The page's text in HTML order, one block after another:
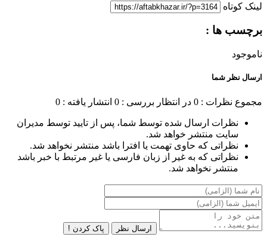
لینک کوتاه
برچسب ها :
ناموجود
ارسال نظر شما
مجموع نظرات : 0 در انتظار بررسی : 0 انتشار یافته : 0
نظرات ارسال شده توسط شما، پس از تایید توسط مدیران
سایت منتشر خواهد شد.
نظراتی که حاوی تهمت یا افترا باشد منتشر نخواهد شد.
نظراتی که به غیر از زبان فارسی یا غیر مرتبط با خبر باشد
منتشر نخواهد شد.
ارسال نظر پاک کردن !